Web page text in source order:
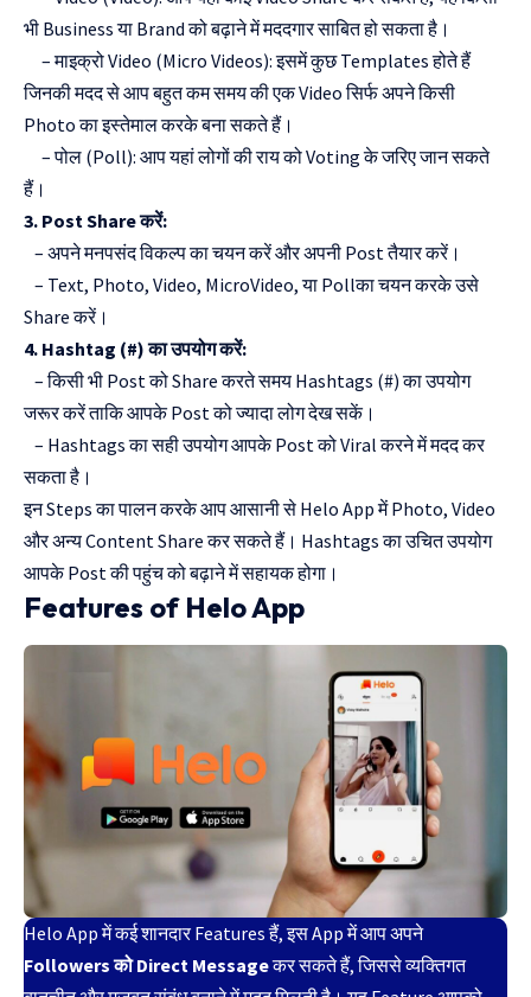
भी Business या Brand को बढ़ाने में मददगार साबित हो सकता है।
– माइक्रो Video (Micro Videos): इसमें कुछ Templates होते हैं
जिनकी मदद से आप बहुत कम समय की एक Video सिर्फ अपने किसी
Photo का इस्तेमाल करके बना सकते हैं।
– पोल (Poll): आप यहां लोगों की राय को Voting के जरिए जान सकते
हैं।
3. Post Share करें:
– अपने मनपसंद विकल्प का चयन करें और अपनी Post तैयार करें।
– Text, Photo, Video, MicroVideo, या Pollका चयन करके उसे
Share करें।
4. Hashtag (#) का उपयोग करें:
– किसी भी Post को Share करते समय Hashtags (#) का उपयोग
जरूर करें ताकि आपके Post को ज्यादा लोग देख सकें।
– Hashtags का सही उपयोग आपके Post को Viral करने में मदद कर
सकता है।
इन Steps का पालन करके आप आसानी से Helo App में Photo, Video
और अन्य Content Share कर सकते हैं। Hashtags का उचित उपयोग
आपके Post की पहुंच को बढ़ाने में सहायक होगा।
Features of Helo App
Helo App में कई शानदार Features हैं, इस App में आप अपने
Followers को Direct Messageकर सकते हैं, जिससे व्यक्तिगत